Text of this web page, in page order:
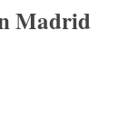
Madrid